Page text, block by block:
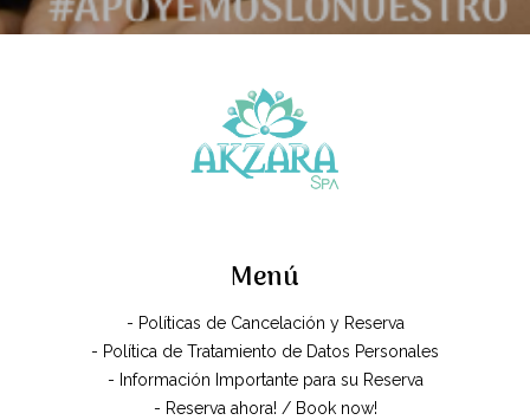
Menú
- Políticas de Cancelación y Reserva
- Política de Tratamiento de Datos Personales
- Información Importante para su Reserva
- Reserva ahora! / Book now!